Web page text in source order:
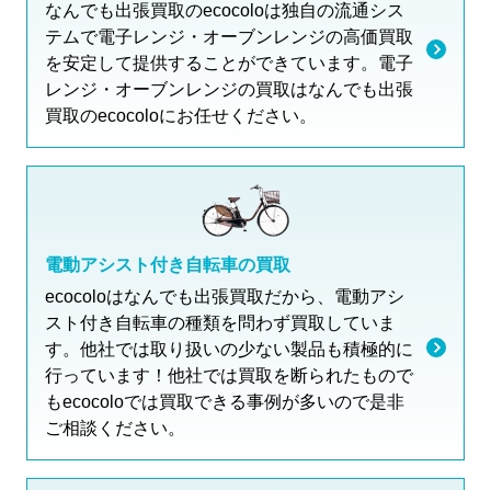
なんでも出張買取のecocoloは独自の流通シス
テムで電子レンジ・オーブンレンジの高価買取
を安定して提供することができています。電子
レンジ・オーブンレンジの買取はなんでも出張
買取のecocoloにお任せください。
電動アシスト付き自転車の買取
ecocoloはなんでも出張買取だから、電動アシ
スト付き自転車の種類を問わず買取していま
す。他社では取り扱いの少ない製品も積極的に
行っています！他社では買取を断られたもので
もecocoloでは買取できる事例が多いので是非
ご相談ください。